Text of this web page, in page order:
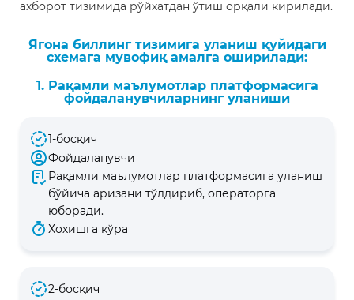
ахборот тизимида рўйхатдан ўтиш орқали кирилади.
Ягона биллинг тизимига уланиш қуйидаги
схемага мувофиқ амалга оширилади:
1. Рақамли маълумотлар платформасига
фойдаланувчиларнинг уланиши
1-босқич
Фойдаланувчи
Рақамли маълумотлар платформасига уланиш
бўйича аризани тўлдириб, операторга
юборади.
Хохишга кўра
2-босқич